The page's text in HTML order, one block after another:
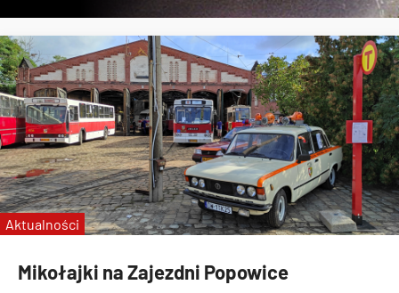
linia C
KSTM
pożegnanie linii C
Mikołajki na Zajezdni Popowice
Aktualności